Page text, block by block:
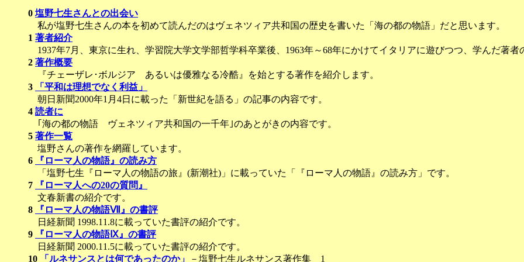
0 塩野七生さんとの出会い
私が塩野七生さんの本を初めて読んだのはヴェネツィア共和国の歴史を書いた「海の都の物語」だと思います。
1 著者紹介
1937年7月、東京に生れ、学習院大学文学部哲学科卒業後、1963年～68年にかけてイタリアに遊びつつ、学んだ著者
2 著作概要
『チェーザレ･ボルジア あるいは優雅なる冷酷』を始とする著作を紹介します。
3
「平和は理想でなく利益」
朝日新聞2000年1月4日に載った「新世紀を語る」の記事の内容です。
4 読者に
｢海の都の物語 ヴェネツィア共和国の一千年｣のあとがきの内容です。
5 著作一覧
塩野さんの著作を網羅しています。
6
『ローマ人の物語』の読み方
「塩野七生『ローマ人の物語の旅』(新潮社)」に載っていた「『ローマ人の物語』の読み方」です。
7
『ローマ人への20の質問』
文春新書の紹介です。
8
『ローマ人の物語Ⅶ』の書評
日経新聞 1998.11.8に載っていた書評の紹介です。
9
『ローマ人の物語Ⅸ』の書評
日経新聞 2000.11.5に載っていた書評の紹介です。
10
「ルネサンスとは何であったのか」
－塩野七生ルネサンス著作集 1